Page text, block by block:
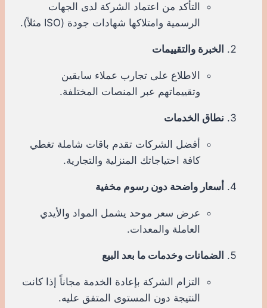
التأكد من اعتماد الشركة لدى الجهات
الرسمية وامتلاكها شهادات جودة (ISO مثلاً).
الخبرة والتقييمات
الاطلاع على تجارب عملاء سابقين
وتقييماتهم عبر المنصات المختلفة.
نطاق الخدمات
أفضل الشركات تقدم باقات شاملة تغطي
كافة احتياجاتك المنزلية والتجارية.
أسعار واضحة دون رسوم مخفية
عرض سعر موحد يشمل المواد والأيدي
العاملة والمعدات.
الضمانات وخدمات ما بعد البيع
التزام الشركة بإعادة الخدمة مجاناً إذا كانت
النتيجة دون المستوى المتفق عليه.